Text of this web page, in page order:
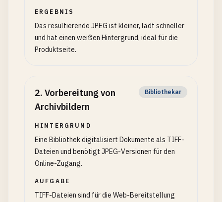
ERGEBNIS
Das resultierende JPEG ist kleiner, lädt schneller
und hat einen weißen Hintergrund, ideal für die
Produktseite.
2. Vorbereitung von
Archivbildern
Bibliothekar
HINTERGRUND
Eine Bibliothek digitalisiert Dokumente als TIFF-
Dateien und benötigt JPEG-Versionen für den
Online-Zugang.
AUFGABE
TIFF-Dateien sind für die Web-Bereitstellung